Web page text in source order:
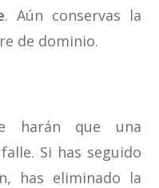
. Aún conservas la
de dominio.
harán que una
Si has seguido
has eliminado la